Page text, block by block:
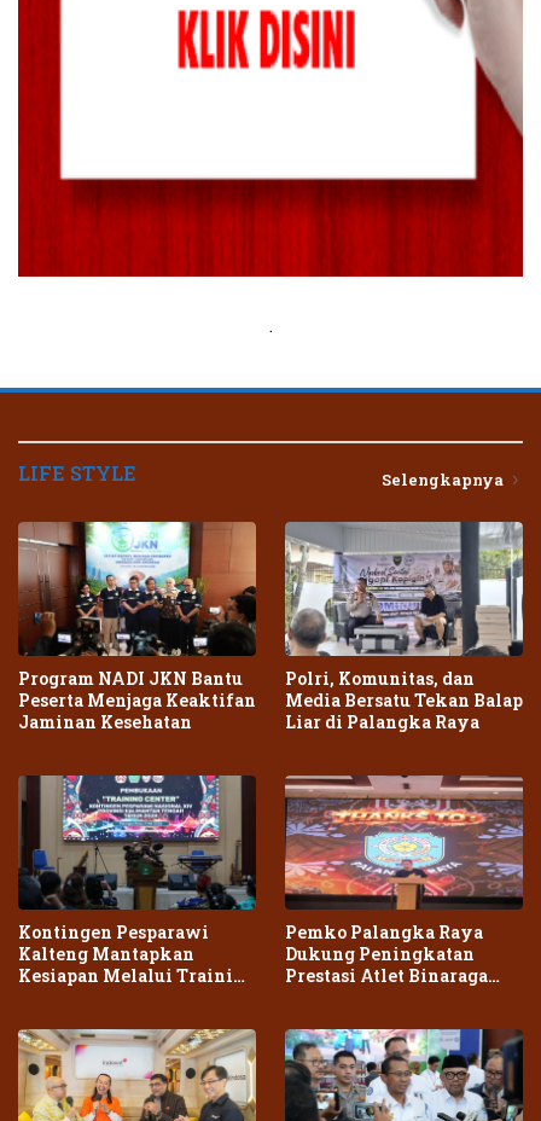
.
LIFE STYLE Selengkapnya
Program NADI JKN Bantu
Peserta Menjaga Keaktifan
Jaminan Kesehatan
Polri, Komunitas, dan
Media Bersatu Tekan Balap
Liar di Palangka Raya
Kontingen Pesparawi
Kalteng Mantapkan
Kesiapan Melalui Training
Pemko Palangka Raya
Dukung Peningkatan
Prestasi Atlet Binaraga